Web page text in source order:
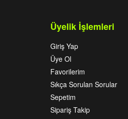
Üyelik İşlemleri
Giriş Yap
Üye Ol
Favorilerim
Sıkça Sorulan Sorular
Sepetim
Sipariş Takip